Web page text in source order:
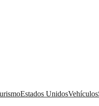
Estados UnidosVehículos